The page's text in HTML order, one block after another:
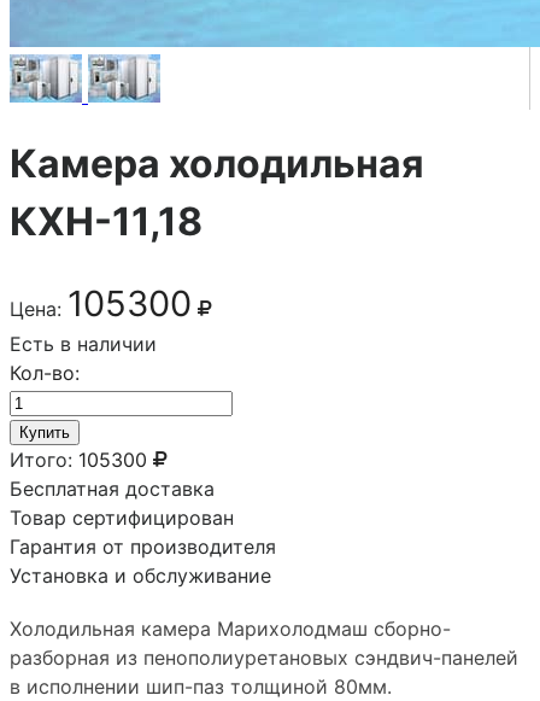
Камера холодильная
КХН-11,18
Цена: 105300
Есть в наличии
Кол-во:
Купить
Итого: 105300
Бесплатная доставка
Товар сертифицирован
Гарантия от производителя
Установка и обслуживание
Холодильная камера Марихолодмаш сборно-
разборная из пенополиуретановых сэндвич-панелей
в исполнении шип-паз толщиной 80мм.